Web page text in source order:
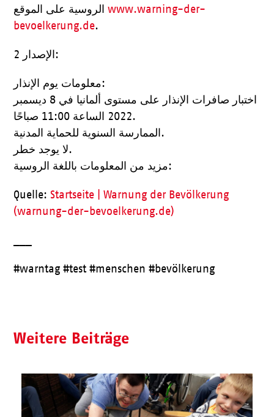
الروسية على الموقعwww.warning-der-
bevoelkerung.de.
الإصدار 2:
معلومات يوم الإنذار:
اختبار صافرات الإنذار على مستوى ألمانيا في 8 ديسمبر
2022 الساعة 11:00 صباحًا.
الممارسة السنوية للحماية المدنية.
لا يوجد خطر.
مزيد من المعلومات باللغة الروسية:
Quelle: Startseite | Warnung der Bevölkerung
(warnung-der-bevoelkerung.de)
#warntag #test #menschen #bevölkerung
Weitere Beiträge